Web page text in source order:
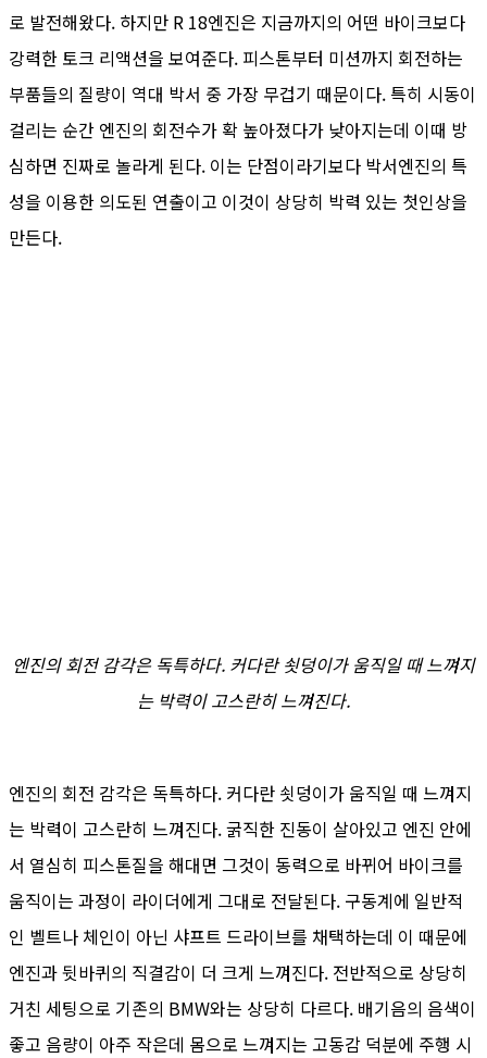
로 발전해왔다. 하지만 R 18엔진은 지금까지의 어떤 바이크보다
강력한 토크 리액션을 보여준다. 피스톤부터 미션까지 회전하는
부품들의 질량이 역대 박서 중 가장 무겁기 때문이다. 특히 시동이
걸리는 순간 엔진의 회전수가 확 높아졌다가 낮아지는데 이때 방
심하면 진짜로 놀라게 된다. 이는 단점이라기보다 박서엔진의 특
성을 이용한 의도된 연출이고 이것이 상당히 박력 있는 첫인상을
만든다.
엔진의 회전 감각은 독특하다. 커다란 쇳덩이가 움직일 때 느껴지
는 박력이 고스란히 느껴진다.
엔진의 회전 감각은 독특하다. 커다란 쇳덩이가 움직일 때 느껴지
는 박력이 고스란히 느껴진다. 굵직한 진동이 살아있고 엔진 안에
서 열심히 피스톤질을 해대면 그것이 동력으로 바뀌어 바이크를
움직이는 과정이 라이더에게 그대로 전달된다. 구동계에 일반적
인 벨트나 체인이 아닌 샤프트 드라이브를 채택하는데 이 때문에
엔진과 뒷바퀴의 직결감이 더 크게 느껴진다. 전반적으로 상당히
거친 세팅으로 기존의 BMW와는 상당히 다르다. 배기음의 음색이
좋고 음량이 아주 작은데 몸으로 느껴지는 고동감 덕분에 주행 시